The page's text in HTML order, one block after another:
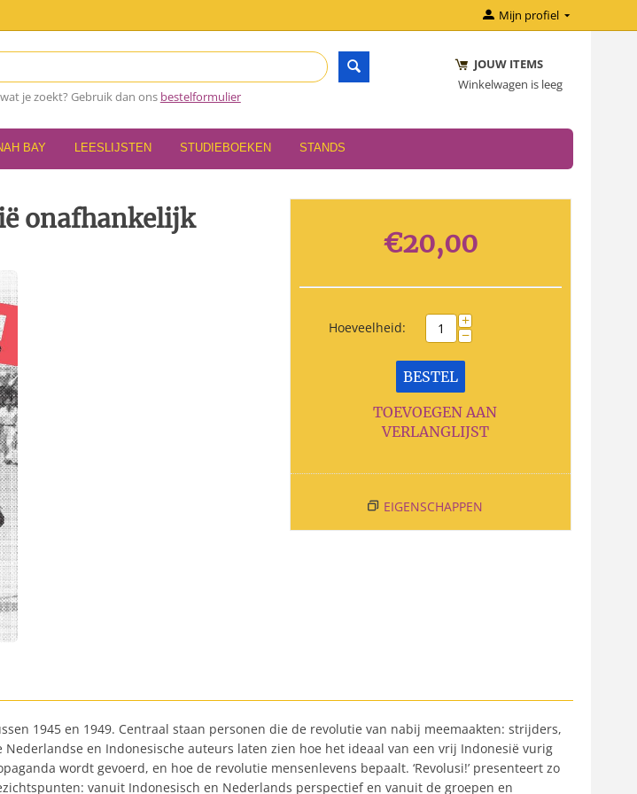
Mijn profiel
je zoekt? Gebruik dan ons bestelformulier
JOUW ITEMS
Winkelwagen is leeg
BAY LEESLIJSTEN STUDIEBOEKEN STANDS
onafhankelijk
€20,00
Hoeveelheid: +
−
BESTEL
TOEVOEGEN AAN
VERLANGLIJST
EIGENSCHAPPEN
1945 en 1949. Centraal staan personen die de revolutie van nabij meemaakten: strijders,
en Indonesische auteurs laten zien hoe het ideaal van een vrij Indonesië vurig
wordt gevoerd, en hoe de revolutie mensenlevens bepaalt. ‘Revolusi!’ presenteert zo
vanuit Indonesisch en Nederlands perspectief en vanuit de groepen en